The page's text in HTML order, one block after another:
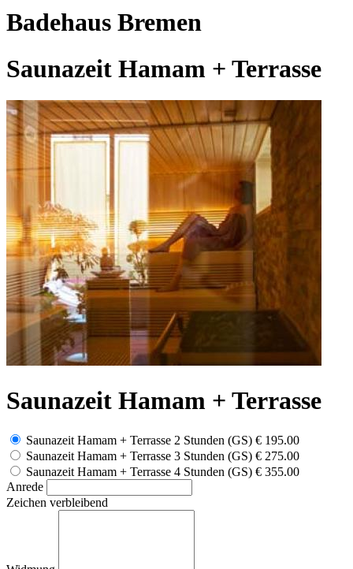
Badehaus Bremen
Saunazeit Hamam + Terrasse
Saunazeit Hamam + Terrasse
Saunazeit Hamam + Terrasse 2 Stunden (GS) € 195.00
Saunazeit Hamam + Terrasse 3 Stunden (GS) € 275.00
Saunazeit Hamam + Terrasse 4 Stunden (GS) € 355.00
Anrede
Zeichen verbleibend